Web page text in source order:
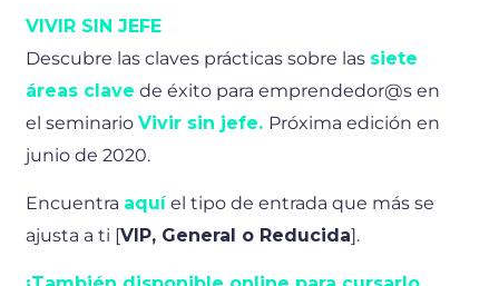
VIVIR SIN JEFE
Descubre las claves prácticas sobre las siete
áreas clave de éxito para emprendedor@s en
el seminarioVivir sin jefe. Próxima edición en
junio de 2020.
Encuentra aquíel tipo de entrada que más se
ajusta a ti [VIP, General o Reducida].